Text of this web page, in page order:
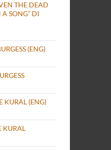
THE DEAD
SONG” DI
(ENG)
KURAL (ENG)
KURAL